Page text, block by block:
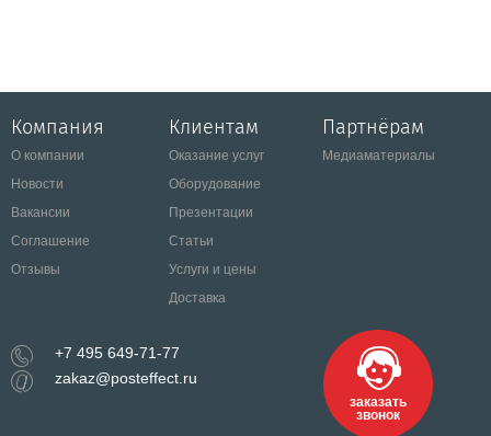
Компания
О компании
Новости
Вакансии
Соглашение
Отзывы
Клиентам
Оказание услуг
Оборудование
Презентации
Статьи
Услуги и цены
Доставка
Партнёрам
Медиаматериалы
+7 495 649-71-77
zakaz@posteffect.ru
заказать
звонок